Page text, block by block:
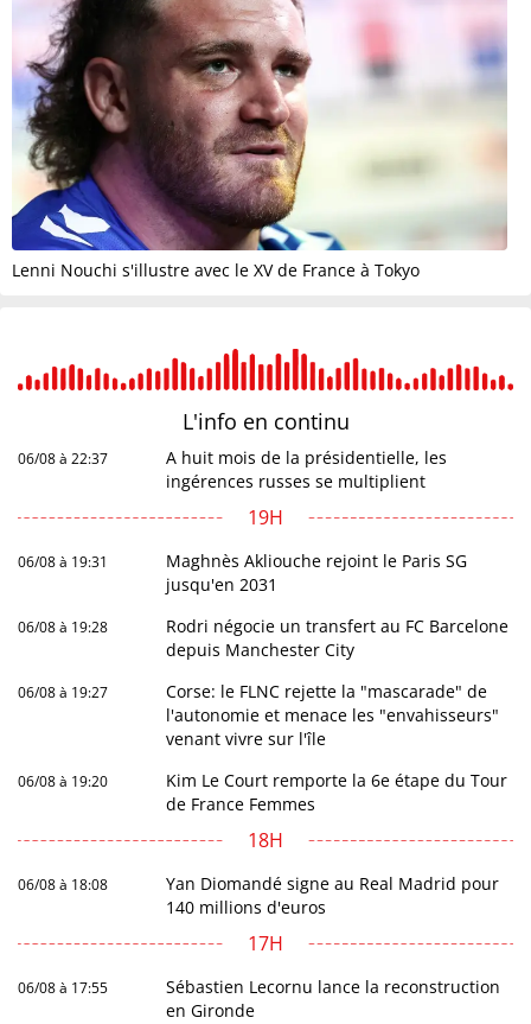
Lenni Nouchi s'illustre avec le XV de France à Tokyo
L'info en continu
06/08 à 22:37
A huit mois de la présidentielle, les
ingérences russes se multiplient
19H
06/08 à 19:31
Maghnès Akliouche rejoint le Paris SG
jusqu'en 2031
06/08 à 19:28
Rodri négocie un transfert au FC Barcelone
depuis Manchester City
06/08 à 19:27
Corse: le FLNC rejette la "mascarade" de
l'autonomie et menace les "envahisseurs"
venant vivre sur l'île
06/08 à 19:20
Kim Le Court remporte la 6e étape du Tour
de France Femmes
18H
06/08 à 18:08
Yan Diomandé signe au Real Madrid pour
140 millions d'euros
17H
06/08 à 17:55
Sébastien Lecornu lance la reconstruction
en Gironde